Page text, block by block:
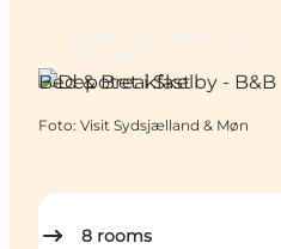
8 rooms
Bed & Breakfast
Foto: Visit Sydsjælland & Møn